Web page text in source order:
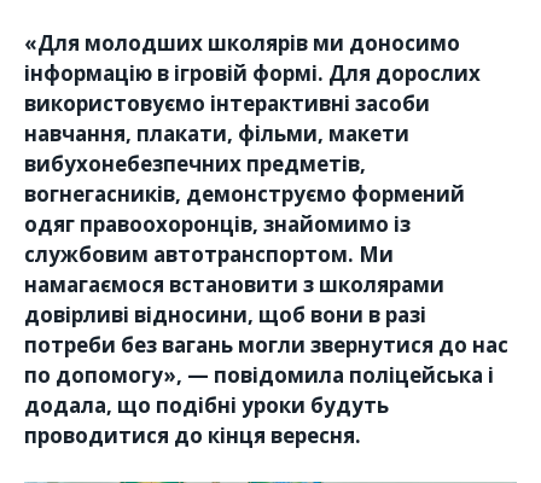
«Для молодших школярів ми доносимо
інформацію в ігровій формі. Для дорослих
використовуємо інтерактивні засоби
навчання, плакати, фільми, макети
вибухонебезпечних предметів,
вогнегасників, демонструємо формений
одяг правоохоронців, знайомимо із
службовим автотранспортом. Ми
намагаємося встановити з школярами
довірливі відносини, щоб вони в разі
потреби без вагань могли звернутися до нас
по допомогу», — повідомила поліцейська і
додала, що подібні уроки будуть
проводитися до кінця вересня.